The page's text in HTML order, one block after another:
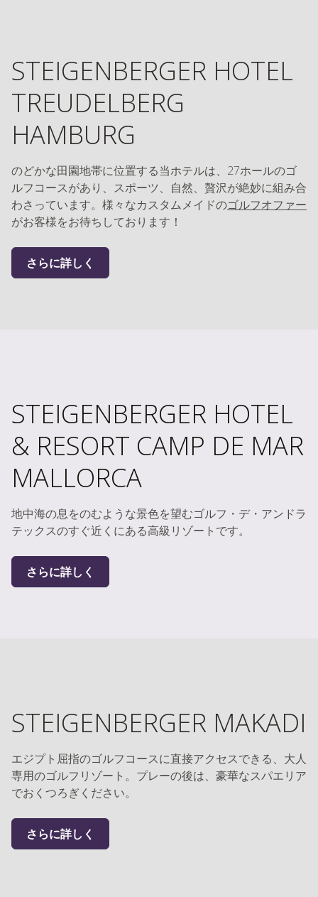
STEIGENBERGER HOTEL
TREUDELBERG
HAMBURG
のどかな田園地帯に位置する当ホテルは、27ホールのゴ
ルフコースがあり、スポーツ、自然、贅沢が絶妙に組み合
わさっています。様々なカスタムメイドのゴルフオファー
がお客様をお待ちしております！
さらに詳しく
STEIGENBERGER HOTEL
& RESORT CAMP DE MAR
MALLORCA
地中海の息をのむような景色を望むゴルフ・デ・アンドラ
テックスのすぐ近くにある高級リゾートです。
さらに詳しく
STEIGENBERGER MAKADI
エジプト屈指のゴルフコースに直接アクセスできる、大人
専用のゴルフリゾート。プレーの後は、豪華なスパエリア
でおくつろぎください。
さらに詳しく